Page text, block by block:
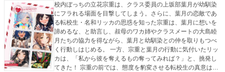
校内ぼっちの立花宗重は、クラス委員の上坂部葉月が幼馴染
にフラれる場面を目撃してしまう。さらに、葉月の恋敵であ
る転校生・名和リッカの思惑を知った宗重は、葉月に想いを
諦めるな、と助言し、叔母のワカ姉やクラスメートの大島睦
月たちの協力を得ながら、葉月と幼馴染との仲を取りもつべ
く行動しはじめる。 一方、宗重と葉月の行動に気付いたリッ
カは、「私から彼を奪えるもの奪ってみれば？」と、挑発し
てきた！ 宗重の前では、態度を豹変させる転校生の真意は、